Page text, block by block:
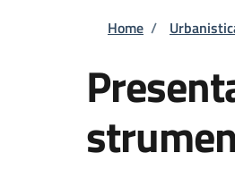
Briciole
Home /